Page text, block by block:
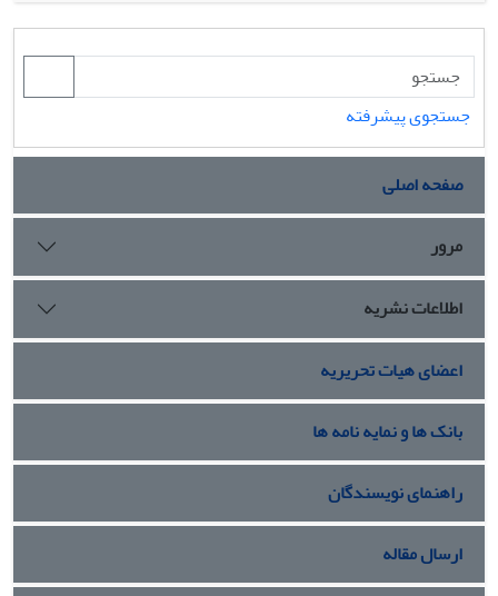
مراحل می شود. از این رو در ادبیات موضوع پایش فرآیندهای
چندمرحله ای، روش هایی به منظور کاهش و رفع این مشکل
ارایه شده است. از سوی دیگر، در برخی از موارد کیفیت یک
محصول به وسیله رابطه میان یک متغیر پاسخ و یک یا چند
متغیر مستقل به عنوان پروفایل توصیف می-شود که می تواند
نتیجه و خروجی فرآیندی با چندین مرحله باشد. از آن جا که
مطالعات کمتری در زمینه پایش پروفایل های خروجی از
فرآیندهای چند مرحله ای صورت گرفته است، در این مقاله به
بررسی اثر آبشاری بر پایش پروفایل های خطی ساده در
پارامترهای پروفایل مرحله دوم پرداخته شده است
جستجوی پیشرفته
صفحه اصلی
مرور
اطلاعات نشریه
اعضای هیات تحریریه
بانک ها و نمایه نامه ها
راهنمای نویسندگان
ارسال مقاله